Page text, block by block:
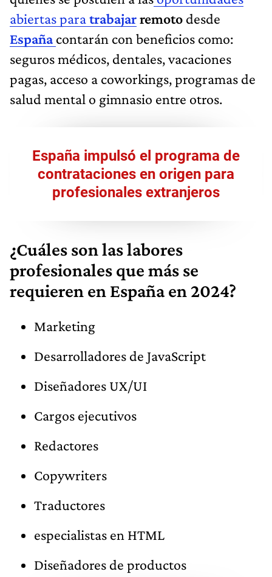
abiertas paratrabajarremoto desde
España contarán con beneficios como:
seguros médicos, dentales, vacaciones
pagas, acceso a coworkings, programas de
salud mental o gimnasio entre otros.
España impulsó el programa de
contrataciones en origen para
profesionales extranjeros
¿Cuáles son las labores
profesionales que más se
requieren en España en 2024?
Marketing
Desarrolladores de JavaScript
Diseñadores UX/UI
Cargos ejecutivos
Redactores
Copywriters
Traductores
especialistas en HTML
Diseñadores de productos